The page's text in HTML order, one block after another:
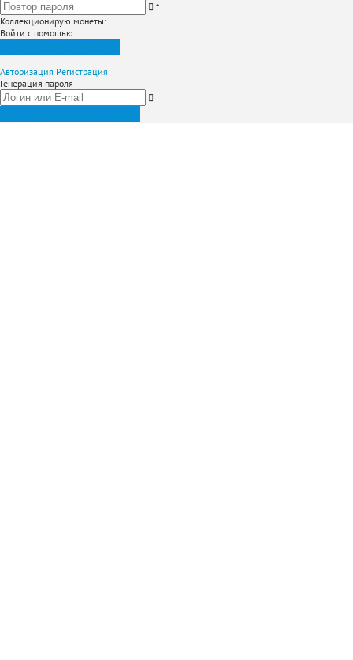
*
Коллекционирую монеты:
Войти с помощью:
Авторизация Регистрация
Генерация пароля